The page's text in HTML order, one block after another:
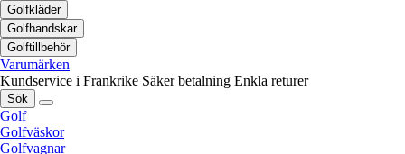
Golfkläder
Golfhandskar
Golftillbehör
Varumärken
Kundservice i Frankrike Säker betalning Enkla returer
Sök
Golf
Golfväskor
Golfvagnar